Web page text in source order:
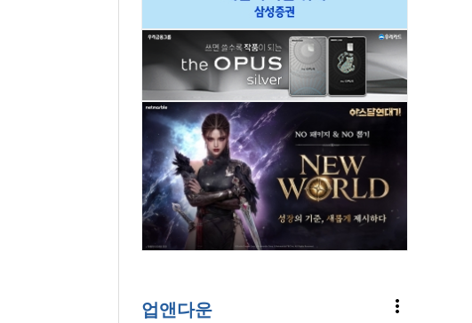
업앤다운 more_vert